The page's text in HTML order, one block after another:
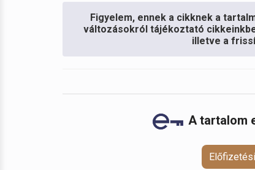
Figyelem, ennek a cikknek a
változásokról tájékoztató
illetve a
A tartalom